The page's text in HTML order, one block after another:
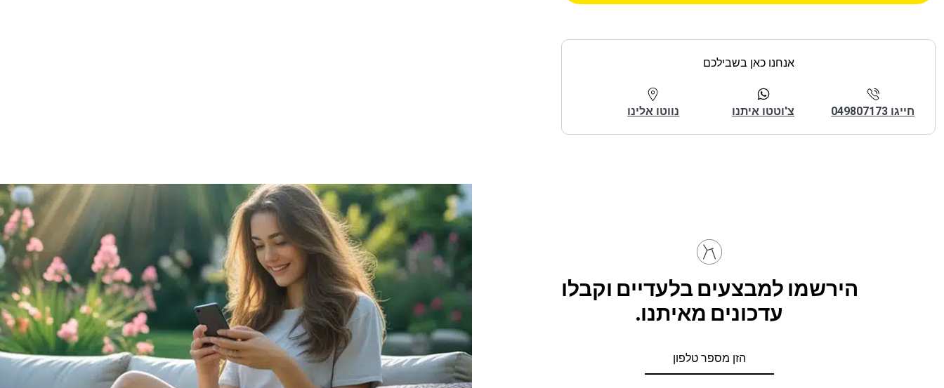
אנחנו כאן בשבילכם
חייגו 049807173 צ'וטטו איתנו נווטו אלינו
הירשמו למבצעים בלעדיים וקבלו
עדכונים מאיתנו.